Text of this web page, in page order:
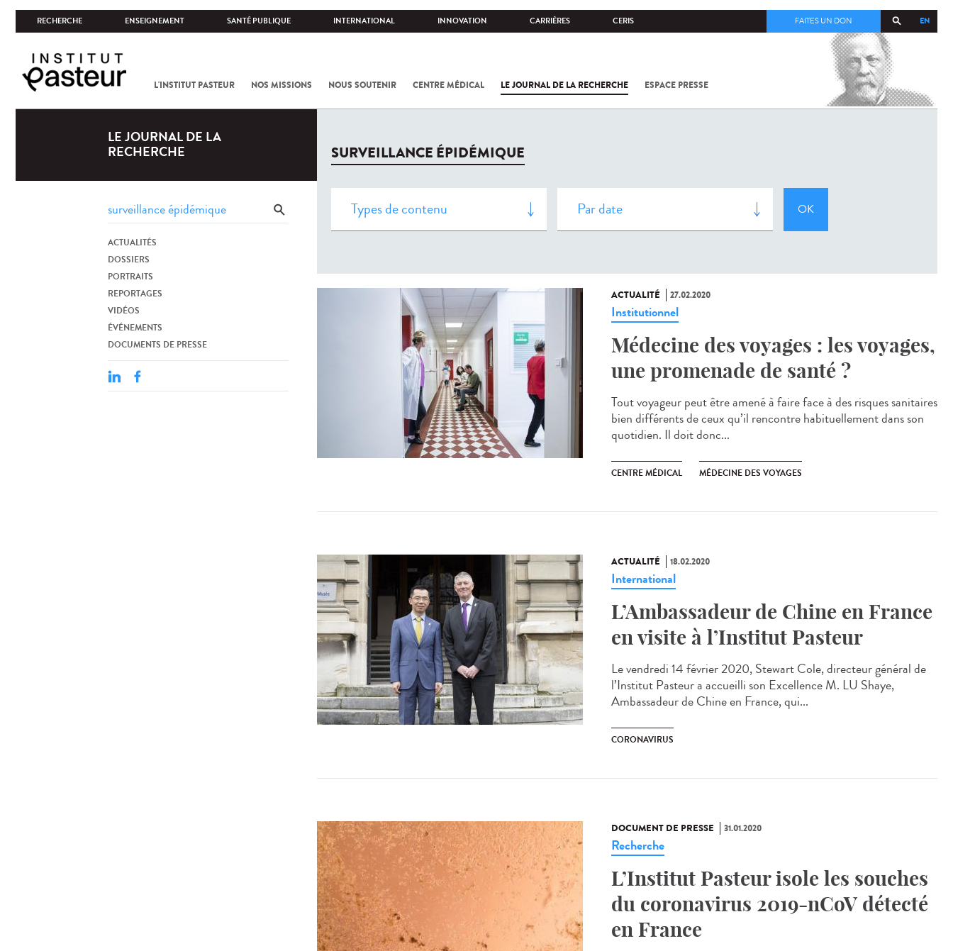
RECHERCHE ENSEIGNEMENT SANTÉ PUBLIQUE INTERNATIONAL INNOVATION CARRIÈRES CERIS EN
FAITES UN DON
L'INSTITUT PASTEUR NOS MISSIONS NOUS SOUTENIR CENTRE MÉDICAL LE JOURNAL DE LA RECHERCHE ESPACE PRESSE
COV-2 /
LE JOURNAL DE LA
RECHERCHE
ACTUALITÉS
DOSSIERS
PORTRAITS
REPORTAGES
VIDÉOS
ÉVÉNEMENTS
DOCUMENTS DE PRESSE
SURVEILLANCE ÉPIDÉMIQUE
ACTUALITÉ 27.02.2020
Institutionnel
Médecine des voyages : les voyages,
une promenade de santé ?
Tout voyageur peut être amené à faire face à des risques sanitaires
bien différents de ceux qu’il rencontre habituellement dans son
quotidien. Il doit donc...
CENTRE MÉDICAL MÉDECINE DES VOYAGES
ACTUALITÉ 18.02.2020
International
L’Ambassadeur de Chine en France
en visite à l’Institut Pasteur
Le vendredi 14 février 2020, Stewart Cole, directeur général de
l’Institut Pasteur a accueilli son Excellence M. LU Shaye,
Ambassadeur de Chine en France, qui...
CORONAVIRUS
DOCUMENT DE PRESSE 31.01.2020
Recherche
L’Institut Pasteur isole les souches
du coronavirus 2019-nCoV détecté
en France